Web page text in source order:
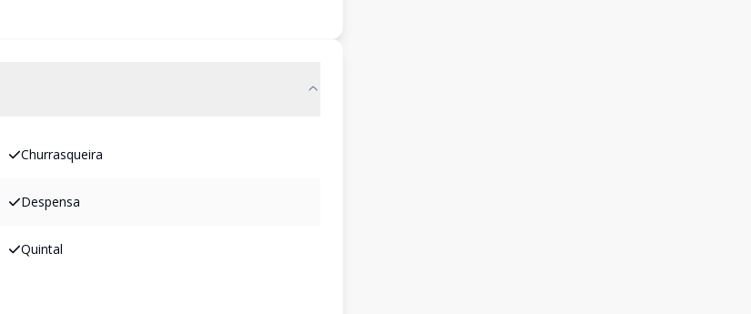
Churrasqueira
Despensa
Quintal